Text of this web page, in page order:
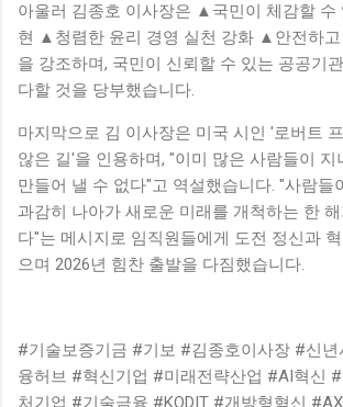
아울러 김종호 이사장은 ▲국민이 체감할 수
현 ▲청렴한 윤리 경영 실천 강화 ▲안전하고
을 강조하며, 국민이 신뢰할 수 있는 공공기
다할 것을 당부했습니다.
마지막으로 김 이사장은 미국 시인 '로버트
않은 길'을 인용하며, "이미 많은 사람들이 지
만들어 낼 수 없다"고 역설했습니다. "사람들
과감히 나아가 새로운 미래를 개척하는 한
다"는 메시지로 임직원들에게 도전 정신과
으며 2026년 힘찬 출발을 다짐했습니다.
#기술보증기금 #기보 #김종호이사장 #신
융허브 #혁신기업 #미래전략산업 #AI혁신
처기업 #기술금융 #KODIT #개방형혁신